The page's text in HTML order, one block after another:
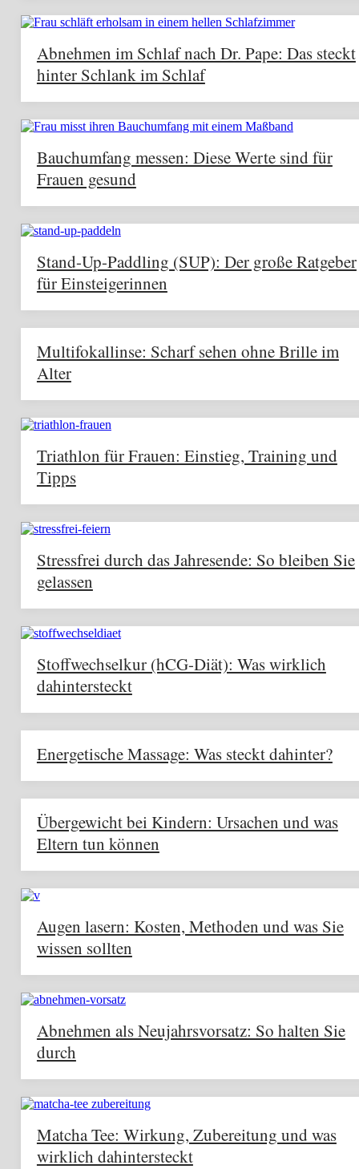
Abnehmen im Schlaf nach Dr. Pape: Das steckt
hinter Schlank im Schlaf
Bauchumfang messen: Diese Werte sind für
Frauen gesund
Stand-Up-Paddling (SUP): Der große Ratgeber
für Einsteigerinnen
Multifokallinse: Scharf sehen ohne Brille im
Alter
Triathlon für Frauen: Einstieg, Training und
Tipps
Stressfrei durch das Jahresende: So bleiben Sie
gelassen
Stoffwechselkur (hCG-Diät): Was wirklich
dahintersteckt
Energetische Massage: Was steckt dahinter?
Übergewicht bei Kindern: Ursachen und was
Eltern tun können
Augen lasern: Kosten, Methoden und was Sie
wissen sollten
Abnehmen als Neujahrsvorsatz: So halten Sie
durch
Matcha Tee: Wirkung, Zubereitung und was
wirklich dahintersteckt